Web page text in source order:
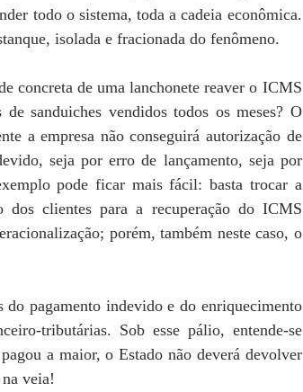
todo o sistema, toda a cadeia econômica.
isolada e fracionada do fenômeno.
concreta de uma lanchonete reaver o ICMS
sanduiches vendidos todos os meses? O
a empresa não conseguirá autorização de
seja por erro de lançamento, seja por
pode ficar mais fácil: basta trocar a
dos clientes para a recuperação do ICMS
porém, também neste caso, o
pagamento indevido e do enriquecimento
tributárias. Sob esse pálio, entende-se
a maior, o Estado não deverá devolver
veia!